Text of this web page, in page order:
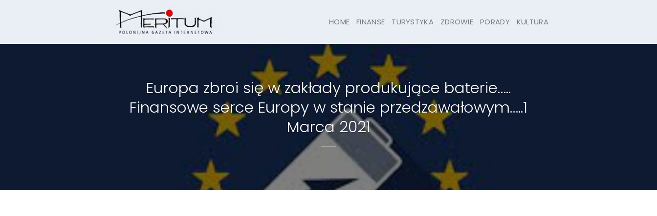
HOME FINANSE TURYSTYKA ZDROWIE PORADY KULTURA
Europa zbroi się w zakłady produkujące baterie…..
Finansowe serce Europy w stanie przedzawałowym…..1
Marca 2021